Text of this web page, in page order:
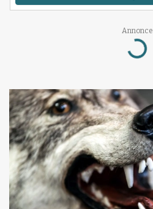
Annonce
Loading...